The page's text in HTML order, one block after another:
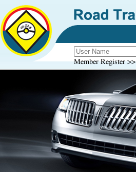
Member Register >>